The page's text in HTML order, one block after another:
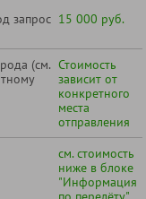
запрос 15 000 руб.
(см. Стоимость
зависит от
конкретного
места
отправления
см. стоимость
ниже в блоке
"Информация